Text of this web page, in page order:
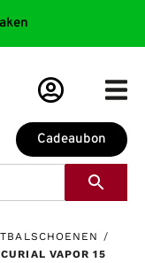
Cadeaubon
/
VAPOR 15